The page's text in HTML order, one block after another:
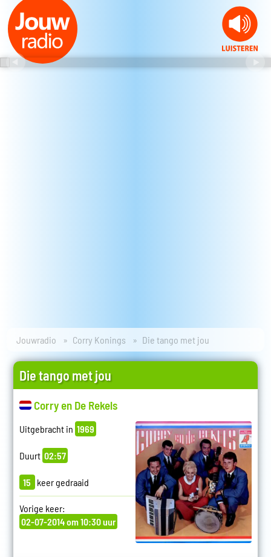
Jouwradio Corry Konings Die tango met jou
Die tango met jou
Corry en De Rekels
Uitgebracht in 1969
Duurt 02:57
15 keer gedraaid
Vorige keer:
02-07-2014 om 10:30 uur